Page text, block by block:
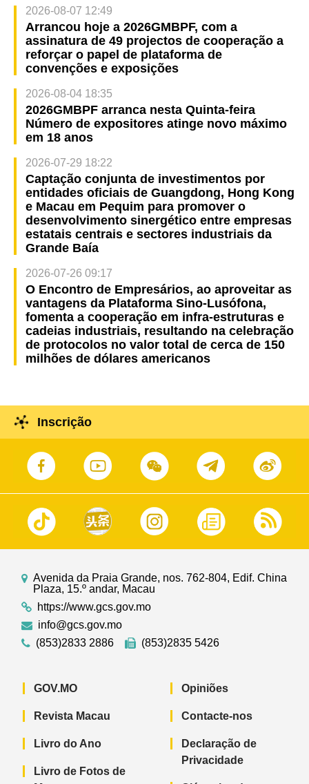
2026-08-07 12:49
Arrancou hoje a 2026GMBPF, com a
assinatura de 49 projectos de cooperação a
reforçar o papel de plataforma de
convenções e exposições
2026-08-04 18:35
2026GMBPF arranca nesta Quinta-feira
Número de expositores atinge novo máximo
em 18 anos
2026-07-29 18:22
Captação conjunta de investimentos por
entidades oficiais de Guangdong, Hong Kong
e Macau em Pequim para promover o
desenvolvimento sinergético entre empresas
estatais centrais e sectores industriais da
Grande Baía
2026-07-26 09:17
O Encontro de Empresários, ao aproveitar as
vantagens da Plataforma Sino-Lusófona,
fomenta a cooperação em infra-estruturas e
cadeias industriais, resultando na celebração
de protocolos no valor total de cerca de 150
milhões de dólares americanos
Inscrição
Avenida da Praia Grande, nos. 762-804, Edif. China
Plaza, 15.º andar, Macau
https://www.gcs.gov.mo
info@gcs.gov.mo
(853)2833 2886
(853)2835 5426
GOV.MO
Revista Macau
Livro do Ano
Livro de Fotos de
Opiniões
Contacte-nos
Declaração de
Privacidade